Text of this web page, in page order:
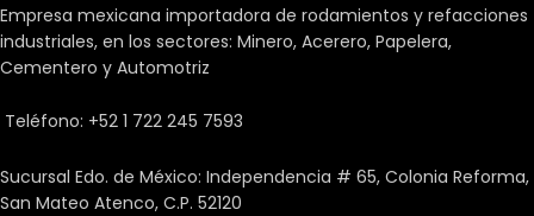
Empresa mexicana importadora de rodamientos y refacciones
industriales, en los sectores: Minero, Acerero, Papelera,
Cementero y Automotriz
Teléfono: +52 1 722 245 7593
Sucursal Edo. de México: Independencia # 65, Colonia Reforma,
San Mateo Atenco, C.P. 52120